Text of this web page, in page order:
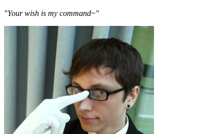
"Your wish is my command~"